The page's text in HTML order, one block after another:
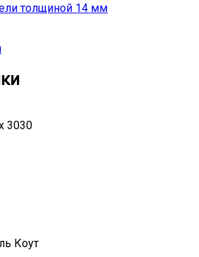
толщиной 14 мм
3030
Коут